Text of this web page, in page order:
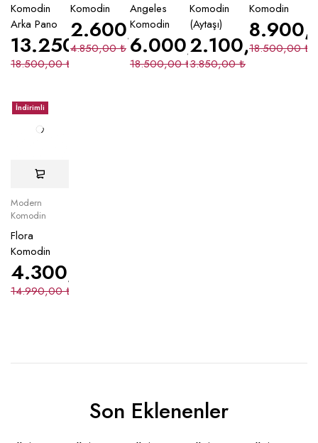
Komodin
Arka Pano
18.500,00₺
13.250,00₺
Komodin
4.850,00₺
2.600,00₺
Angeles
Komodin
18.500,00₺
6.000,00₺
Komodin
(Aytaşı)
3.850,00₺
2.100,00₺
Komodin
18.500,00₺
İndirimli
Modern
Komodin
Flora
Komodin
14.990,00₺
4.300,00
Son Eklenenler